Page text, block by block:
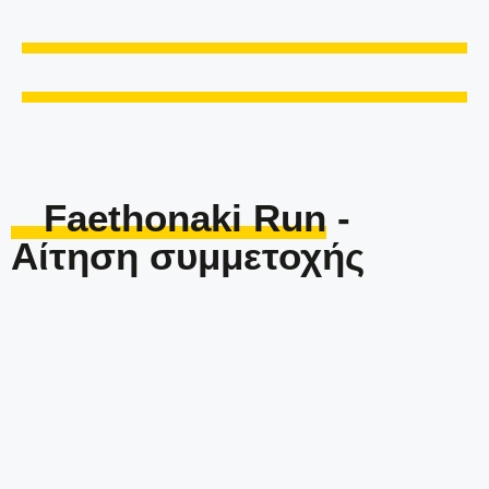
Faethonaki Run -
Αίτηση συμμετοχής